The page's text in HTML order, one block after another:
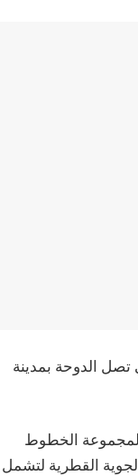
تصل الدوحة بمدينة
لمجموعة الخطوط
القطرية لتشمل